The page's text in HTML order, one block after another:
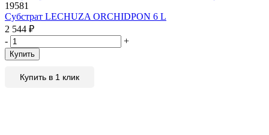
19581
Субстрат LECHUZA ORCHIDPON 6 L
2 544 ₽
-
+
Купить
Купить в 1 клик